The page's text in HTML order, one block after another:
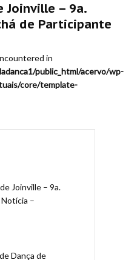
Joinville – 9a.
de Participante
in
public_html/acervo/wp-
core/template-
Joinville – 9a.
–
Dança de